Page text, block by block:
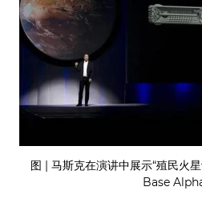
图 | 马斯克在演讲中展示“殖民火
Base Alpha